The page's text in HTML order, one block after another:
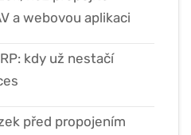
a webovou aplikaci
kdy už nestačí
před propojením